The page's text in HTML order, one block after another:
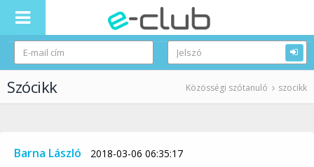
Szócikk Közösségi szótanuló szocikk
Barna László 2018-03-06 06:35:17